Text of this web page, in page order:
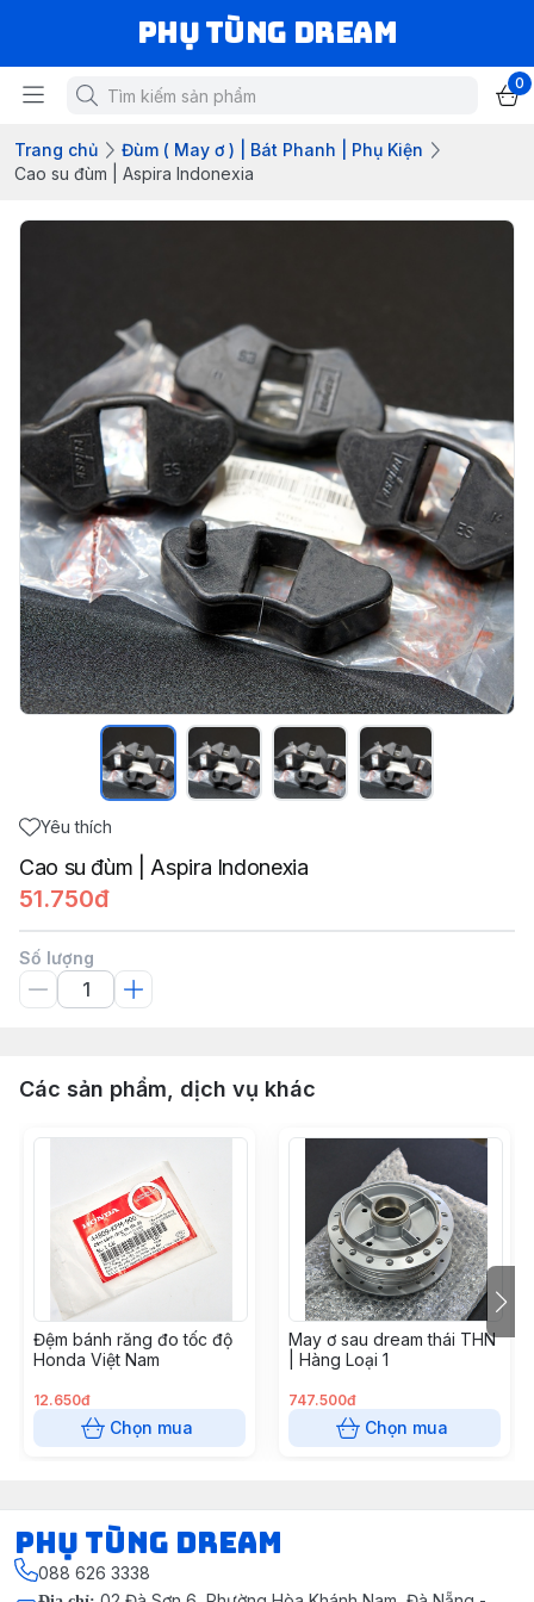
Phụ Tùng Dream
0
Trang chủ
Đùm ( May ơ ) | Bát Phanh | Phụ Kiện
Cao su đùm | Aspira Indonexia
Yêu thích
Cao su đùm | Aspira Indonexia
51.750đ
Số lượng
Các sản phẩm, dịch vụ khác
Đệm bánh răng đo tốc độ
Honda Việt Nam
12.650đ
Chọn mua
May ơ sau dream thái THN
| Hàng Loại 1
747.500đ
Chọn mua
Phụ Tùng Dream
088 626 3338